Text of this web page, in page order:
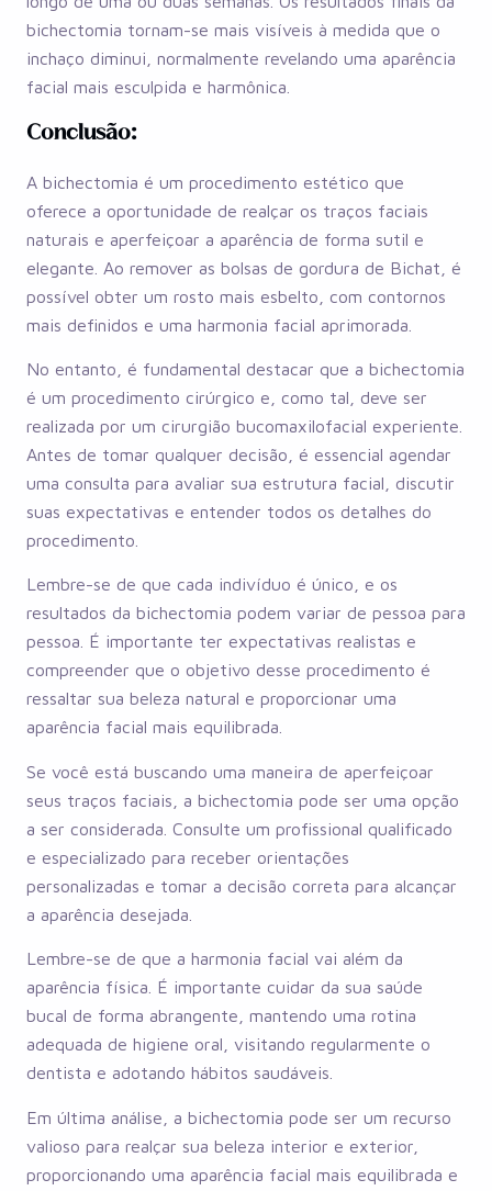
bichectomia tornam-se mais visíveis à medida que o
inchaço diminui, normalmente revelando uma aparência
facial mais esculpida e harmônica.
Conclusão:
A bichectomia é um procedimento estético que
oferece a oportunidade de realçar os traços faciais
naturais e aperfeiçoar a aparência de forma sutil e
elegante. Ao remover as bolsas de gordura de Bichat, é
possível obter um rosto mais esbelto, com contornos
mais definidos e uma harmonia facial aprimorada.
No entanto, é fundamental destacar que a bichectomia
é um procedimento cirúrgico e, como tal, deve ser
realizada por um cirurgião bucomaxilofacial experiente.
Antes de tomar qualquer decisão, é essencial agendar
uma consulta para avaliar sua estrutura facial, discutir
suas expectativas e entender todos os detalhes do
procedimento.
Lembre-se de que cada indivíduo é único, e os
resultados da bichectomia podem variar de pessoa para
pessoa. É importante ter expectativas realistas e
compreender que o objetivo desse procedimento é
ressaltar sua beleza natural e proporcionar uma
aparência facial mais equilibrada.
Se você está buscando uma maneira de aperfeiçoar
seus traços faciais, a bichectomia pode ser uma opção
a ser considerada. Consulte um profissional qualificado
e especializado para receber orientações
personalizadas e tomar a decisão correta para alcançar
a aparência desejada.
Lembre-se de que a harmonia facial vai além da
aparência física. É importante cuidar da sua saúde
bucal de forma abrangente, mantendo uma rotina
adequada de higiene oral, visitando regularmente o
dentista e adotando hábitos saudáveis.
Em última análise, a bichectomia pode ser um recurso
valioso para realçar sua beleza interior e exterior,
proporcionando uma aparência facial mais equilibrada e